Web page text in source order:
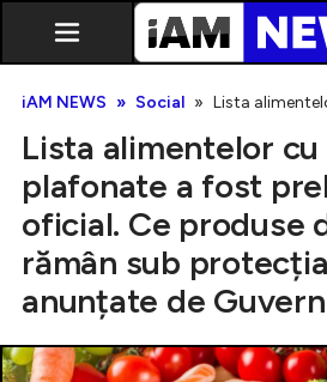
Exclusiv
iAM NEWS Social Lista
Lista alimentelor
plafonate a fost
oficial. Ce produse
rămân sub
anunțate de Guvern